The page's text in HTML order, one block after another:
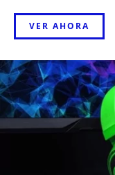
VER AHORA